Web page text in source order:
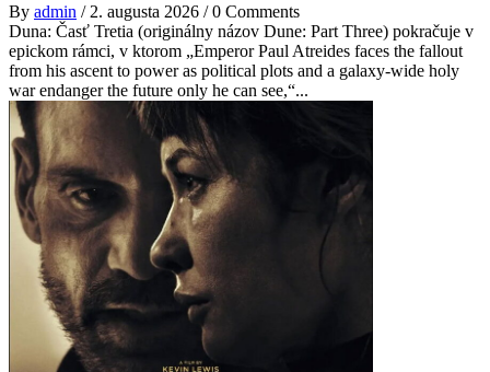
By admin / 2. augusta 2026 /0 Comments
Duna: Časť Tretia (originálny názov Dune: Part Three) pokračuje v
epickom rámci, v ktorom „Emperor Paul Atreides faces the fallout
from his ascent to power as political plots and a galaxy-wide holy
war endanger the future only he can see,“...